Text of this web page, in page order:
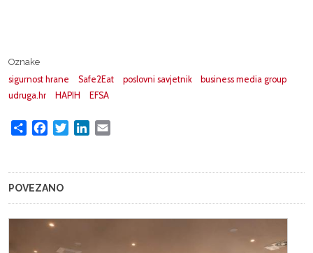
Oznake
sigurnost hrane
Safe2Eat poslovni savjetnik
business media group
udruga.hr
HAPIH EFSA
Share FacebookTwitterLinkedIn
POVEZANO